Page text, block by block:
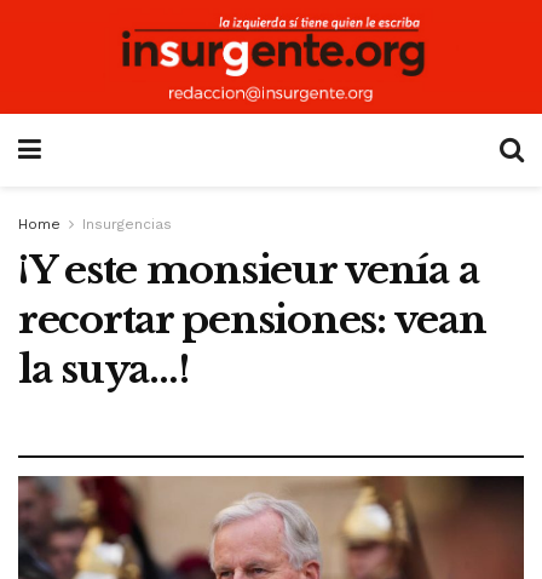
Home Insurgencias
¡Y este monsieur venía a
recortar pensiones: vean
la suya…!